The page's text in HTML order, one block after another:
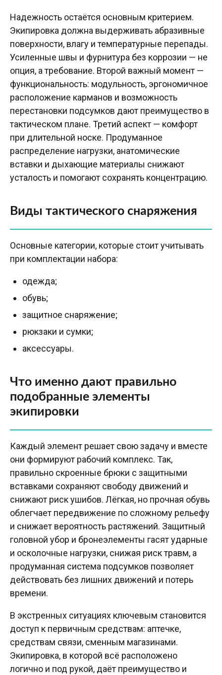
Надежность остаётся основным критерием.
Экипировка должна выдерживать абразивные
поверхности, влагу и температурные перепады.
Усиленные швы и фурнитура без коррозии — не
опция, а требование. Второй важный момент —
функциональность: модульность, эргономичное
расположение карманов и возможность
перестановки подсумков дают преимущество в
тактическом плане. Третий аспект — комфорт
при длительной носке. Продуманное
распределение нагрузки, анатомические
вставки и дыхающие материалы снижают
усталость и помогают сохранять концентрацию.
Виды тактического снаряжения
Основные категории, которые стоит учитывать
при комплектации набора:
одежда;
обувь;
защитное снаряжение;
рюкзаки и сумки;
аксессуары.
Что именно дают правильно
подобранные элементы
экипировки
Каждый элемент решает свою задачу и вместе
они формируют рабочий комплекс. Так,
правильно скроенные брюки с защитными
вставками сохраняют свободу движений и
снижают риск ушибов. Лёгкая, но прочная обувь
облегчает передвижение по сложному рельефу
и снижает вероятность растяжений. Защитный
головной убор и бронеэлементы гасят ударные
и осколочные нагрузки, снижая риск травм, а
продуманная система подсумков позволяет
действовать без лишних движений и потерь
времени.
В экстренных ситуациях ключевым становится
доступ к первичным средствам: аптечке,
средствам связи, сменным магазинами.
Экипировка, в которой всё расположено
логично и под рукой, даёт преимущество и